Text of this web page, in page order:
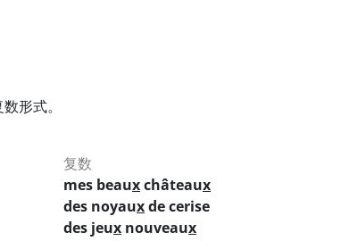
形式。
复数
mes beauxchâteaux
des noyauxde cerise
des jeux nouveaux